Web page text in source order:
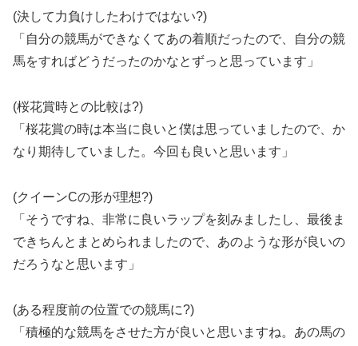
(決して力負けしたわけではない?)
「自分の競馬ができなくてあの着順だったので、自分の競
馬をすればどうだったのかなとずっと思っています」
(桜花賞時との比較は?)
「桜花賞の時は本当に良いと僕は思っていましたので、か
なり期待していました。今回も良いと思います」
(クイーンCの形が理想?)
「そうですね、非常に良いラップを刻みましたし、最後ま
できちんとまとめられましたので、あのような形が良いの
だろうなと思います」
(ある程度前の位置での競馬に?)
「積極的な競馬をさせた方が良いと思いますね。あの馬の